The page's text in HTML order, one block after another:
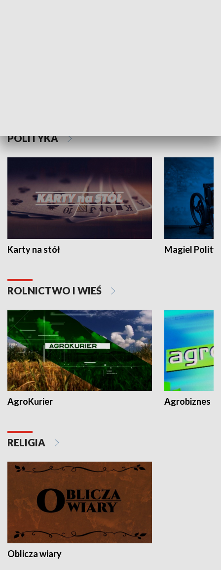
POLITYKA
Karty na stół Magiel
ROLNICTWO I WIEŚ
AgroKurier Agrobiznes
RELIGIA
Oblicza wiary